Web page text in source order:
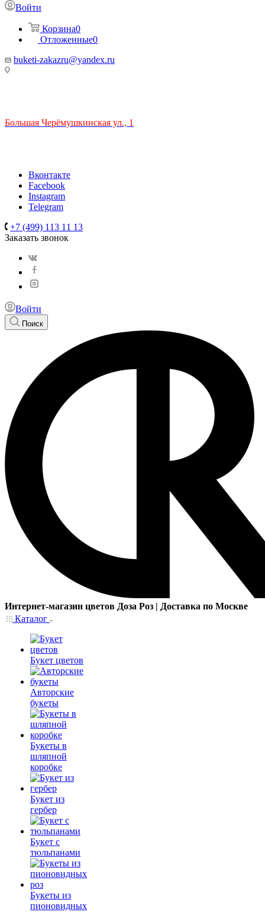
Войти
Корзина0
Отложенные0
buketi-zakazru@yandex.ru
Большая Черёмушкинская ул., 1
Вконтакте
Facebook
Instagram
Telegram
+7 (499) 113 11 13
Заказать звонок
Войти
Поиск
Интернет-магазин цветов Доза Роз | Доставка по Москве
Каталог
Букет цветов
Авторские
букеты
Букеты в
шляпной
коробке
Букет из
гербер
Букет с
тюльпанами
Букеты из
пионовидных